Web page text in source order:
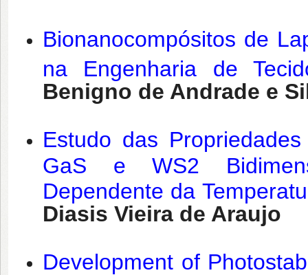
Bionanocompósitos de
na Engenharia de
Benigno de Andrade e
Estudo das
GaS e WS2
Dependente da
Diasis Vieira de Araujo
Development of